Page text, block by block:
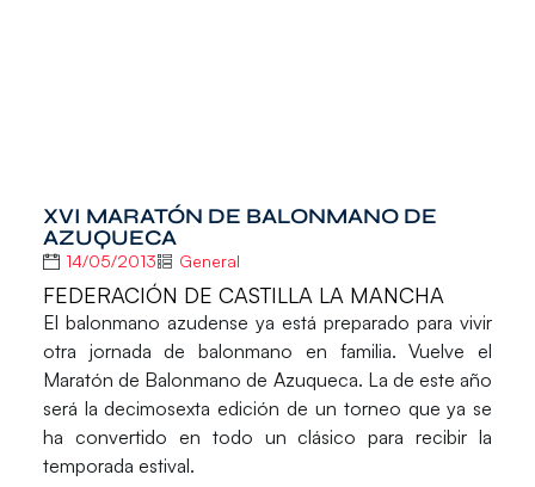
XVI MARATÓN DE BALONMANO DE
AZUQUECA
14/05/2013 General
FEDERACIÓN DE CASTILLA LA MANCHA
El balonmano azudense ya está preparado para vivir
otra jornada de balonmano en familia. Vuelve el
Maratón de Balonmano de Azuqueca. La de este año
será ladecimosexta edición de un torneo que ya se
ha convertido en todo un clásico para recibir la
temporada estival.